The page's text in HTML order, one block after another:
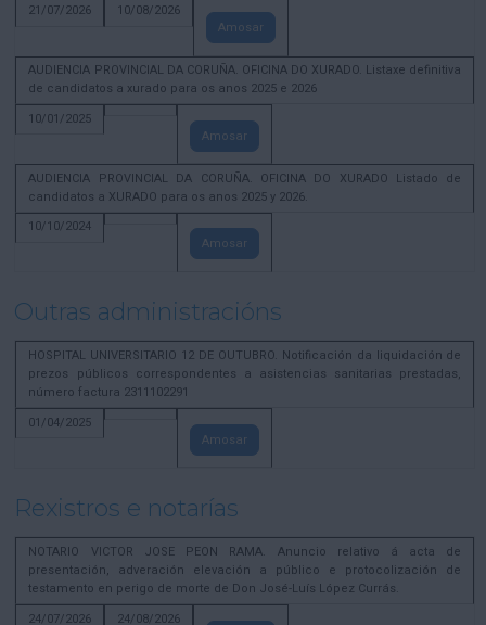
21/07/2026
10/08/2026
Amosar
AUDIENCIA PROVINCIAL DA CORUÑA. OFICINA DO XURADO. Listaxe definitiva
de candidatos a xurado para os anos 2025 e 2026
10/01/2025
Amosar
AUDIENCIA PROVINCIAL DA CORUÑA. OFICINA DO XURADO Listado de
candidatos a XURADO para os anos 2025 y 2026.
10/10/2024
Amosar
Outras administracións
HOSPITAL UNIVERSITARIO 12 DE OUTUBRO. Notificación da liquidación de
prezos públicos correspondentes a asistencias sanitarias prestadas,
número factura 2311102291
01/04/2025
Amosar
Rexistros e notarías
NOTARIO VICTOR JOSE PEON RAMA. Anuncio relativo á acta de
presentación, adveración elevación a público e protocolización de
testamento en perigo de morte de Don José-Luís López Currás.
24/07/2026
24/08/2026